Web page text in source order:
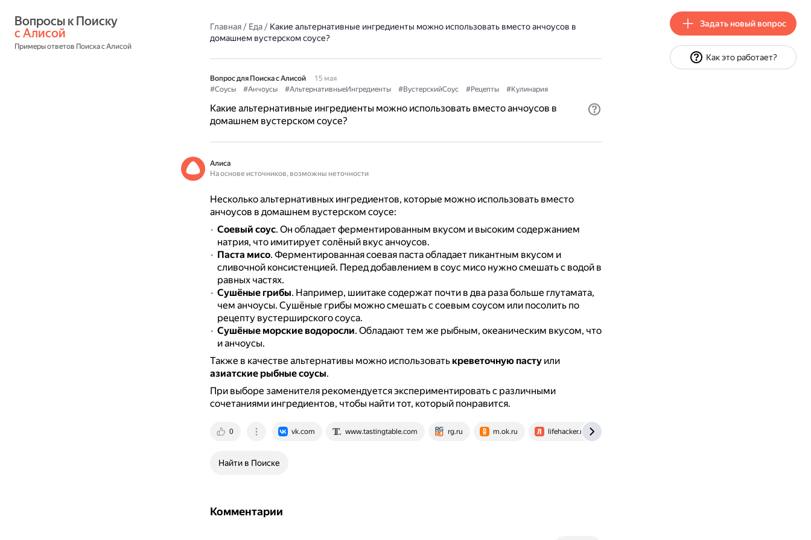
с Алисой
Примеры ответов Поиска с Алисой
Главная/ Еда/ Какие альтернативные ингредиенты можно использовать вместо анчоусов в
домашнем вустерском соусе?
Вопрос для Поиска с Алисой
15 мая
#Соусы
#Анчоусы #АльтернативныеИнгредиенты #ВустерскийСоус #Рецепты #Кулинария
Какие альтернативные ингредиенты можно использовать вместо анчоусов в
домашнем вустерском соусе?
Алиса
На основе источников, возможны неточности
Несколько альтернативных ингредиентов, которые можно использовать вместо
анчоусов в домашнем вустерском соусе:
Соевый соус. Он обладает ферментированным вкусом и высоким содержанием
натрия, что имитирует солёный вкус анчоусов.
Паста мисо. Ферментированная соевая паста обладает пикантным вкусом и
сливочной консистенцией. Перед добавлением в соус мисо нужно смешать с водой в
равных частях.
Сушёные грибы. Например, шиитаке содержат почти в два раза больше глутамата,
чем анчоусы. Сушёные грибы можно смешать с соевым соусом или посолить по
рецепту вустерширского соуса.
Сушёные морские водоросли. Обладают тем же рыбным, океаническим вкусом, что
и анчоусы.
Также в качестве альтернативы можно использовать креветочную пастуили
азиатские рыбные соусы.
При выборе заменителя рекомендуется экспериментировать с различными
сочетаниями ингредиентов, чтобы найти тот, который понравится.
0 vk.com www.tastingtable.com rg.ru m.ok.ru lifehacker.ru
Найти в Поиске
Комментарии
Задать новый вопрос
Как это работает?